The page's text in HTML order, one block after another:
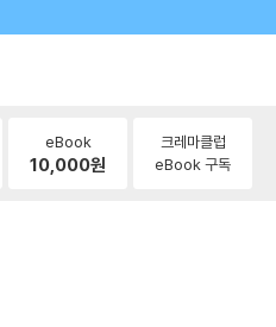
eBook
10,000원
크레마클럽
eBook 구독